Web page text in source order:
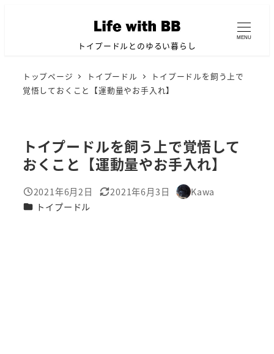
トイプードルとのゆるい暮らし
MENU
トップページ トイプードル
トイプードルを飼う上で
覚悟しておくこと【運動量やお手入れ】
トイプードルを飼う上で覚悟して
おくこと【運動量やお手入れ】
投稿日
2021年6月2日
更新日
2021年6月3日
著
Kawa
カテゴリー
トイプードル